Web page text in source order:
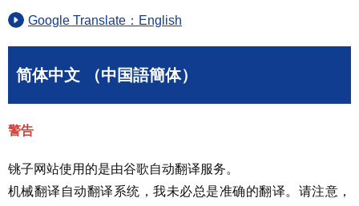
Google Translate：English
简体中文 （中国語簡体）
警告
铫子网站使用的是由谷歌自动翻译服务。
机械翻译自动翻译系统，我未必总是准确的翻译。请注意，